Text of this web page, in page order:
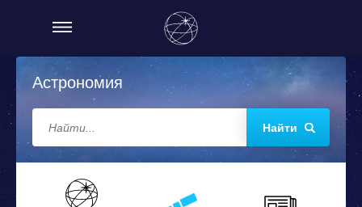
Астрономия
Найти